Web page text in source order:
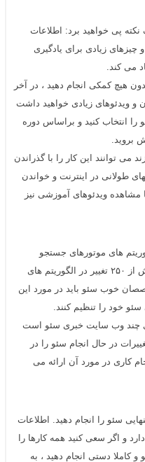
پی خواهید برد: اطلاعات
چیزهای زیادی برای یادگیری
می کند.
هیچ کمکی انجام دهید ، در آخر
و ویدئوهای زیادی خواهید داشت
انتخاب کنید و براساس دوره
بروید.
می توانند این کار را با گذراندن
طولانی در اینترنت و خواندن
مشاهده ویدئوهای آموزشی نیز
های موتورهای جستجو
همیشه تغییر می کنند. گوگل به تنهایی بیش از ۲۵۰ تغییر در الگوریتم های
خوب سئو باید در مورد این
خود را تنظیم کنند.
چند وب سایت خبری سئو است
در حال انجام سئو را در
کاری در مورد آن ارائه می
سئو را انجام دهید. اطلاعات
و اگر سعی کنید همه کارها را
و کاملا دستی انجام دهید ، به